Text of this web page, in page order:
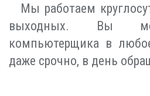
Мы работаем
выходных. Вы
компьютерщика в
даже срочно, в день